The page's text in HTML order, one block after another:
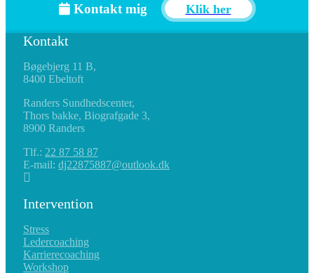
Kontakt mig Klik her
Kontakt
Bøgebjerg 11 B,
8400 Ebeltoft
Randers Sundhedscenter,
Thors bakke, Biografgade 3,
8900 Randers
Tlf.: 22 87 58 87
E-mail: dj22875887@outlook.dk
Intervention
Stress
Ledercoaching
Karrierecoaching
Workshop